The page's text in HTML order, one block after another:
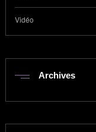
Vidéo
Archives